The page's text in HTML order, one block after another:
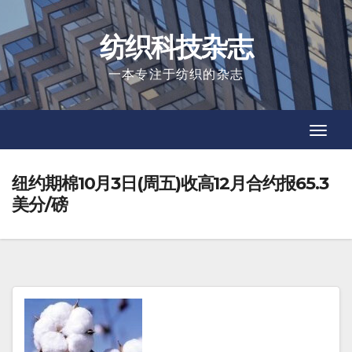
to
content
纺织科技杂志
一本专注于纺织的杂志
纽约期棉10月3日(周五)收高12月合约报65.3
美分/磅